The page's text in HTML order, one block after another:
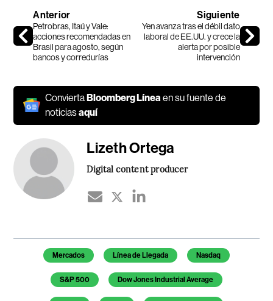
Anterior
Petrobras, Itaú y Vale:
acciones recomendadas en
Brasil para agosto, según
bancos y corredurías
Siguiente
Yen avanza tras el débil dato
laboral de EE.UU. y crece la
alerta por posible
intervención
ConviertaBloomberg Línea en su fuente de
noticiasaquí
Lizeth Ortega
Digital content producer
Temas de este artículo
Mercados Línea de Llegada Nasdaq
S&P 500 Dow Jones Industrial Average